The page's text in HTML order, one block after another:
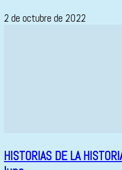
2 de octubre de 2022
HISTORIAS DE LA